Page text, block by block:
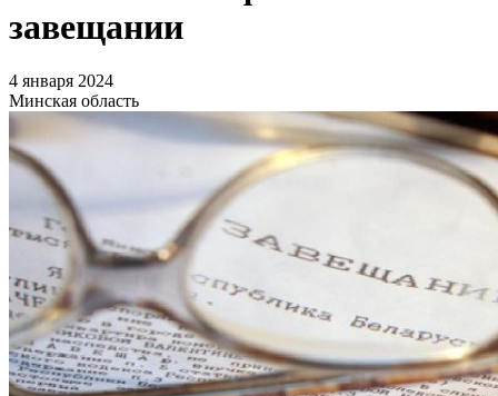
завещании
4 января 2024
Минская область